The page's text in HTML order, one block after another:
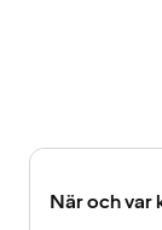
När och var